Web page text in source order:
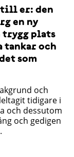
till er: den
en ny
trygg plats
tankar och
som
och
tidigare i
och dessutom
och gedigen